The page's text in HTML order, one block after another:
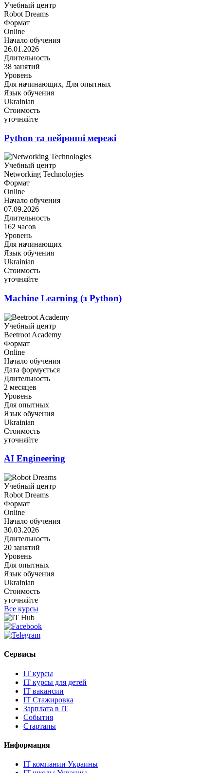
Учебный центр
Robot Dreams
Формат
Online
Начало обучения
26.01.2026
Длительность
38 занятий
Уровень
Для начинающих, Для опытных
Язык обучения
Ukrainian
Стоимость
уточняйте
Python та нейронні мережі
Учебный центр
Networking Technologies
Формат
Online
Начало обучения
07.09.2026
Длительность
162 часов
Уровень
Для начинающих
Язык обучения
Ukrainian
Стоимость
уточняйте
Machine Learning (з Python)
Учебный центр
Beetroot Academy
Формат
Online
Начало обучения
Дата формується
Длительность
2 месяцев
Уровень
Для опытных
Язык обучения
Ukrainian
Стоимость
уточняйте
AI Engineering
Учебный центр
Robot Dreams
Формат
Online
Начало обучения
30.03.2026
Длительность
20 занятий
Уровень
Для опытных
Язык обучения
Ukrainian
Стоимость
уточняйте
Все курсы
Сервисы
IT курсы
IT курсы для детей
IT вакансии
IT Стажировка
Зарплата в IT
События
Стартапы
Информация
IT компании Украины